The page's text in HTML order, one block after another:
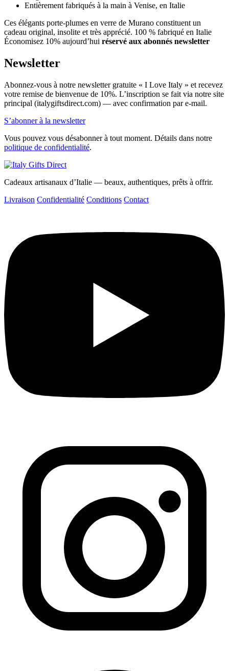
Entièrement fabriqués à la main à Venise, en Italie
Ces élégants porte-plumes en verre de Murano constituent un
cadeau original, insolite et très apprécié. 100 % fabriqué en Italie
Économisez 10% aujourd’hui réservé aux abonnés newsletter
Newsletter
Abonnez-vous à notre newsletter gratuite « I Love Italy » et recevez
votre remise de bienvenue de 10%. L’inscription se fait via notre site
principal (italygiftsdirect.com) — avec confirmation par e-mail.
S’abonner à la newsletter
Vous pouvez vous désabonner à tout moment. Détails dans notre
politique de confidentialité.
Cadeaux artisanaux d’Italie — beaux, authentiques, prêts à offrir.
Livraison Confidentialité Conditions Contact